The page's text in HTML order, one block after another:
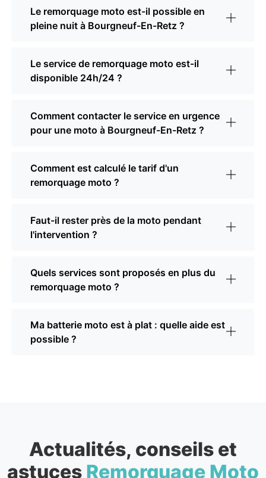
Le remorquage moto est-il possible en
pleine nuit à Bourgneuf-En-Retz ?
Le service de remorquage moto est-il
disponible 24h/24 ?
Comment contacter le service en urgence
pour une moto à Bourgneuf-En-Retz ?
Comment est calculé le tarif d'un
remorquage moto ?
Faut-il rester près de la moto pendant
l'intervention ?
Quels services sont proposés en plus du
remorquage moto ?
Ma batterie moto est à plat : quelle aide est
possible ?
Actualités, conseils et
astuces Remorquage Moto